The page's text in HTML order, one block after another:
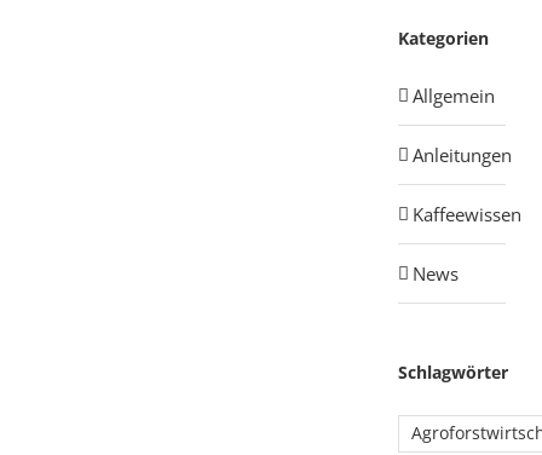
Kategorien
Allgemein
Anleitungen
Kaffeewissen
News
Schlagwörter